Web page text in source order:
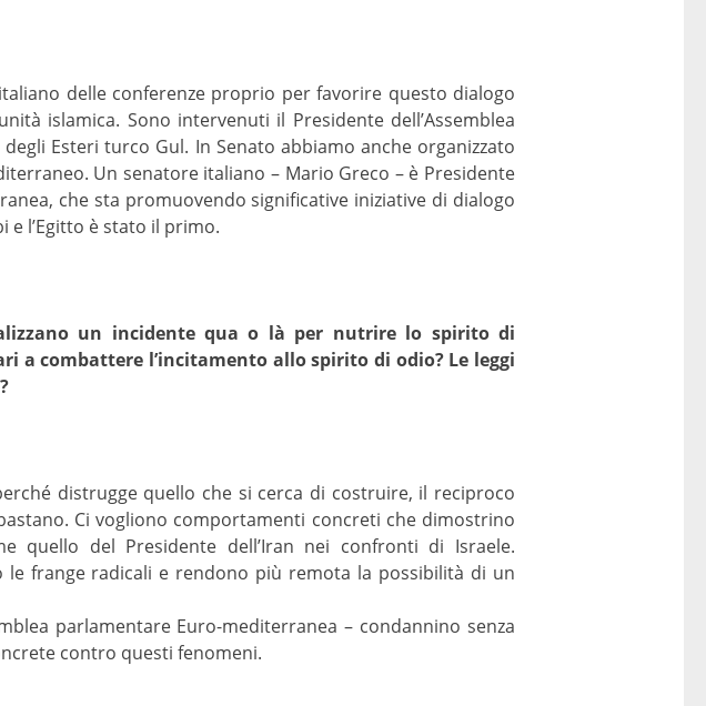
delle conferenze proprio per favorire questo dialogo
islamica. Sono intervenuti il Presidente dell’Assemblea
Esteri turco Gul. In Senato abbiamo anche organizzato
Un senatore italiano – Mario Greco – è Presidente
che sta promuovendo significative iniziative di dialogo
l’Egitto è stato il primo.
un incidente qua o là per nutrire lo spirito di
a combattere l’incitamento allo spirito di odio? Le leggi
distrugge quello che si cerca di costruire, il reciproco
Ci vogliono comportamenti concreti che dimostrino
quello del Presidente dell’Iran nei confronti di Israele.
frange radicali e rendono più remota la possibilità di un
parlamentare Euro-mediterranea – condannino senza
contro questi fenomeni.